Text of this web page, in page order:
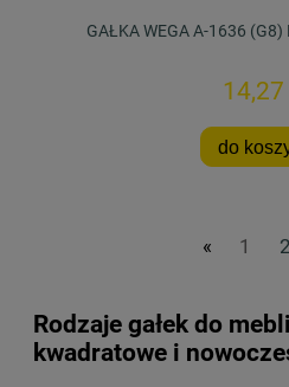
GAŁKA WEGA A-1636
14,27
do
« 1 2
Rodzaje gałek do
kwadratowe i